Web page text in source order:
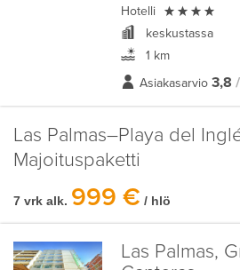
Hotelli 
keskustassa
1 km
Asiakasarvio 3,8
Las Palmas–Playa del
Majoituspaketti
7 vrk alk. 999 € / hlö
Las Palmas,